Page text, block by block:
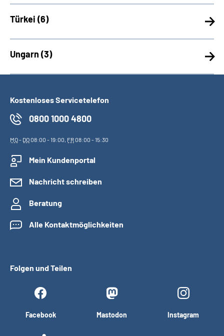
Türkei (6)
Ungarn (3)
Kostenloses Servicetelefon
0800 1000 4800
MO- DO08:00 - 19:00, FR08:00 - 15:30
Mein Kundenportal
Nachricht schreiben
Beratung
Alle Kontaktmöglichkeiten
Folgen und Teilen
Facebook Mastodon Instagram